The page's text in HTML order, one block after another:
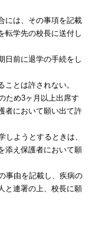
には、その事項を記載
転学先の校長に送付し
日前に退学の手続をし
とは許されない。
ため3ヶ月以上出席す
者において願い出て許
ようとするときは、
添え保護者において願
事由を記載し、疾病の
と連署の上、校長に願